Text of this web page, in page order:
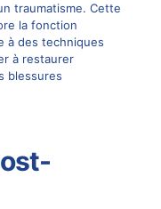
traumatisme. Cette
la fonction
à des techniques
à restaurer
blessures